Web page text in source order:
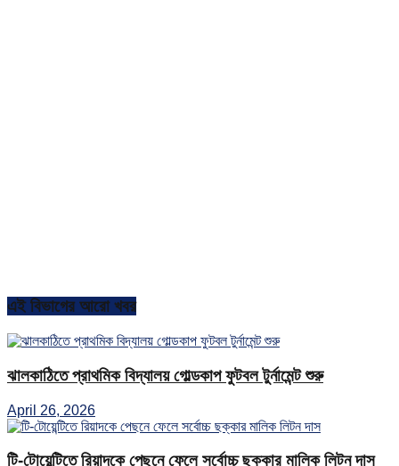
এই বিভাগের আরো খবর
ঝালকাঠিতে প্রাথমিক বিদ্যালয় গোল্ডকাপ ফুটবল টুর্নামেন্ট শুরু
April 26, 2026
টি-টোয়েন্টিতে রিয়াদকে পেছনে ফেলে সর্বোচ্চ ছক্কার মালিক লিটন দাস